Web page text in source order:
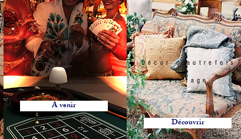
Glamour
A venir
Décor d'autrefois
Vintage
Découvrir